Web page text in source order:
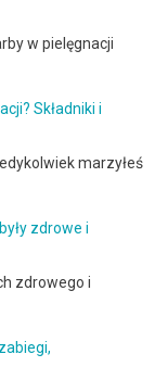
w pielęgnacji
Składniki i
marzyłeś
zdrowe i
zdrowego i